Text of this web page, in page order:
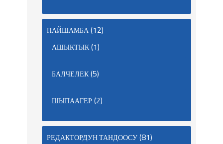
ПАЙШАМБА(12)
АШЫКТЫК(1)
БАЛЧЕЛЕК(5)
ШЫПААГЕР(2)
РЕДАКТОРДУН ТАНДООСУ(81)